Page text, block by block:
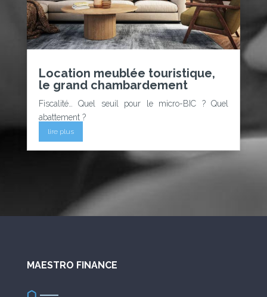
Location meublée touristique,
le grand chambardement
Fiscalité… Quel seuil pour le micro-BIC ? Quel
abattement ?
lire plus
MAESTRO FINANCE